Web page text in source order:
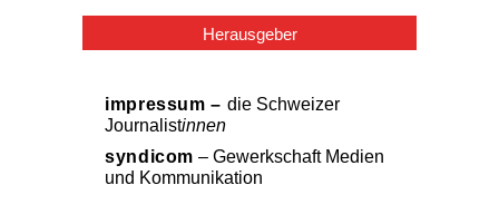
Herausgeber
impressum – die Schweizer
Journalistinnen
syndicom – Gewerkschaft Medien
und Kommunikation